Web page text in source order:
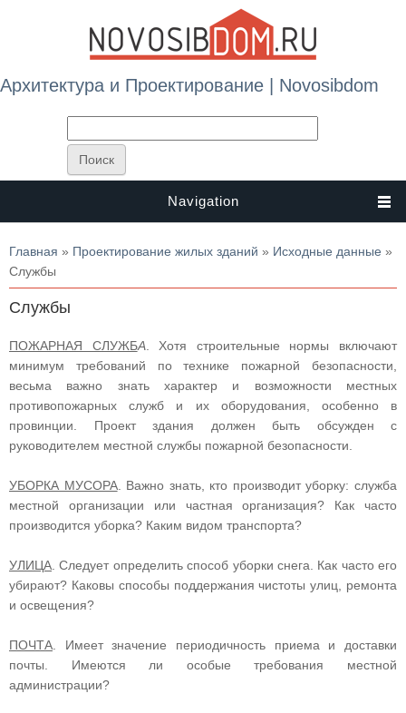
Архитектура и Проектирование | Novosibdom
Navigation
Вы здесь
Главная » Проектирование жилых зданий » Исходные данные »
Службы
Службы
ПОЖАРНАЯ СЛУЖБА. Хотя строительные нормы включают
минимум требований по технике пожарной безопасности,
весьма важно знать характер и возможности местных
противопожарных служб и их оборудования, особенно в
провинции. Проект здания должен быть обсужден с
руководителем местной службы пожарной безопасности.
УБОРКА МУСОРА. Важно знать, кто производит уборку: служба
местной организации или частная организация? Как часто
производится уборка? Каким видом транспорта?
УЛИЦА . Следует определить способ уборки снега. Как часто его
убирают? Каковы способы поддержания чистоты улиц, ремонта
и освещения?
ПОЧТА . Имеет значение периодичность приема и доставки
почты. Имеются ли особые требования местной
администрации?